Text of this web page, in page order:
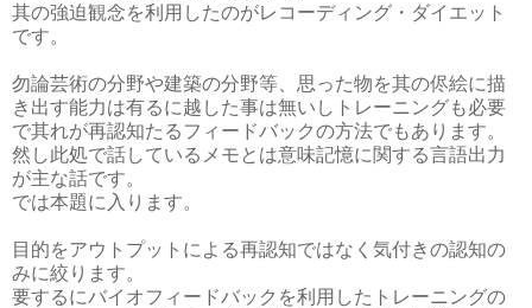
其の強迫観念を利用したのがレコーディング・ダイエット
です。
勿論芸術の分野や建築の分野等、思った物を其の侭絵に描
き出す能力は有るに越した事は無いしトレーニングも必要
で其れが再認知たるフィードバックの方法でもあります。
然し此処で話しているメモとは意味記憶に関する言語出力
が主な話です。
では本題に入ります。
目的をアウトプットによる再認知ではなく気付きの認知の
みに絞ります。
要するにバイオフィードバックを利用したトレーニングの